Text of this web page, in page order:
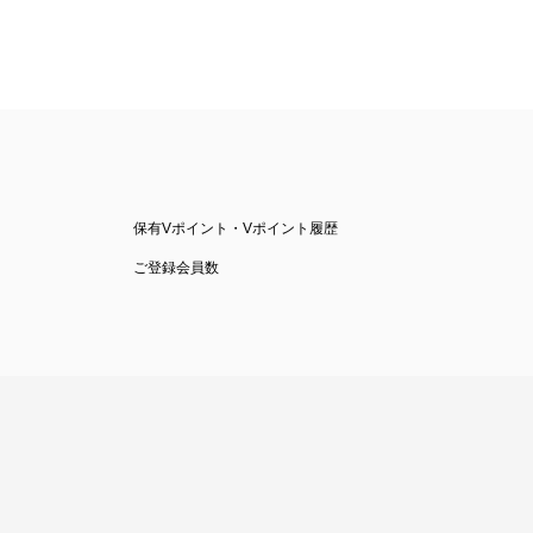
保有Vポイント・Vポイント履歴
ご登録会員数